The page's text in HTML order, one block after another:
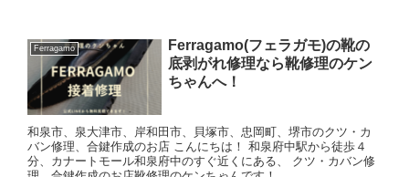
Ferragamo
Ferragamo(フェラガモ)の靴の
底剥がれ修理なら靴修理のケン
ちゃんへ！
和泉市、泉大津市、岸和田市、貝塚市、忠岡町、堺市のクツ・カ
バン修理、合鍵作成のお店 こんにちは！ 和泉府中駅から徒歩４
分、カナートモール和泉府中のすぐ近くにある、 クツ・カバン修